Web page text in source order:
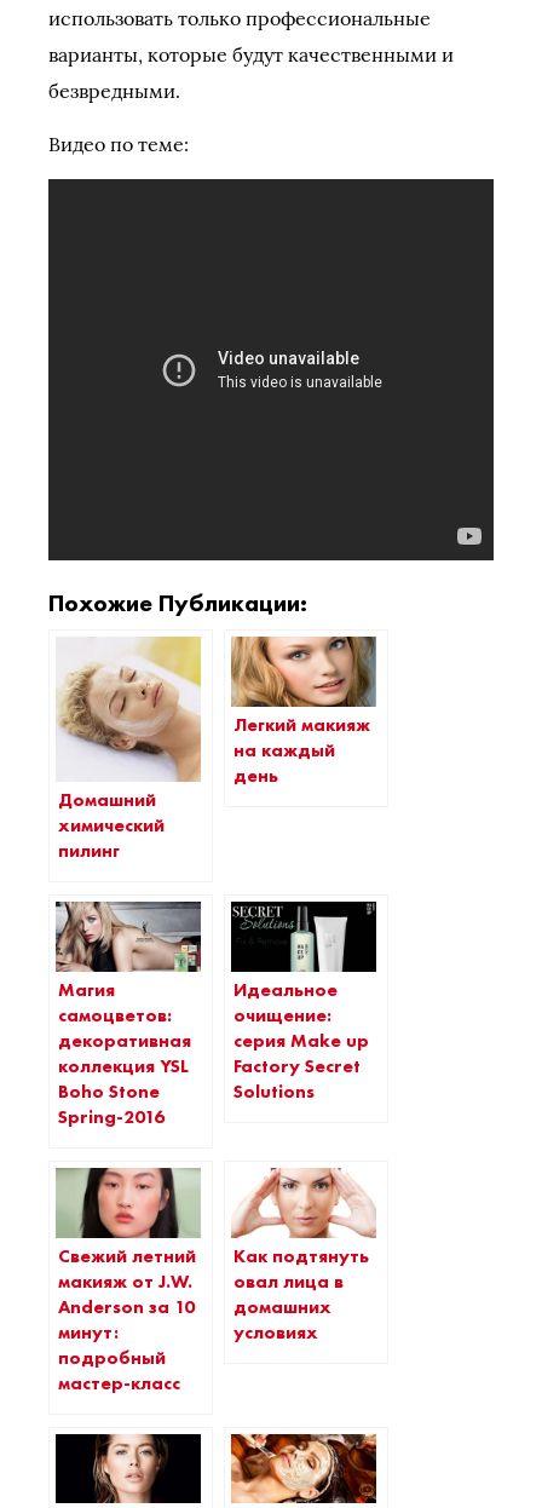
использовать только профессиональные
варианты, которые будут качественными и
безвредными.
Видео по теме:
Похожие Публикации:
Домашний
химический
пилинг
Легкий макияж
на каждый
день
Магия
самоцветов:
декоративная
коллекция YSL
Boho Stone
Spring-2016
Идеальное
очищение:
серия Make up
Factory Secret
Solutions
Свежий летний
макияж от J.W.
Anderson за 10
минут:
подробный
мастер-класс
Как подтянуть
овал лица в
домашних
условиях